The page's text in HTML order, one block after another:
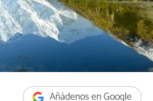
Añádenos en Google